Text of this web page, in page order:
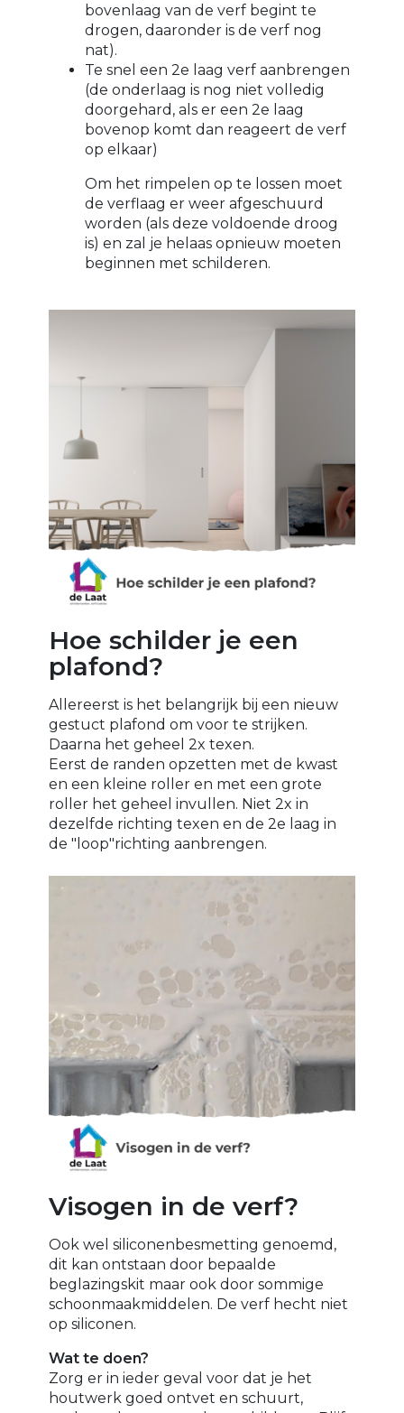
bovenlaag van de verf begint te
drogen, daaronder is de verf nog
nat).
Te snel een 2e laag verf aanbrengen
(de onderlaag is nog niet volledig
doorgehard, als er een 2e laag
bovenop komt dan reageert de verf
op elkaar)
Om het rimpelen op te lossen moet
de verflaag er weer afgeschuurd
worden (als deze voldoende droog
is) en zal je helaas opnieuw moeten
beginnen met schilderen.
Hoe schilder je een
plafond?
Allereerst is het belangrijk bij een nieuw
gestuct plafond om voor te strijken.
Daarna het geheel 2x texen.
Eerst de randen opzetten met de kwast
en een kleine roller en met een grote
roller het geheel invullen. Niet 2x in
dezelfde richting texen en de 2e laag in
de "loop"richting aanbrengen.
Visogen in de verf?
Ook wel siliconenbesmetting genoemd,
dit kan ontstaan door bepaalde
beglazingskit maar ook door sommige
schoonmaakmiddelen. De verf hecht niet
op siliconen.
Wat te doen?
Zorg er in ieder geval voor dat je het
houtwerk goed ontvet en schuurt,